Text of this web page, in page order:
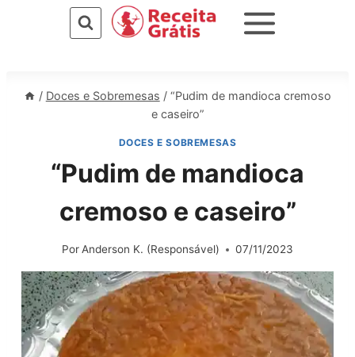
/ Doces e Sobremesas / “Pudim de mandioca cremoso
e caseiro”
DOCES E SOBREMESAS
“Pudim de mandioca
cremoso e caseiro”
PorAnderson K. (Responsável) 07/11/2023